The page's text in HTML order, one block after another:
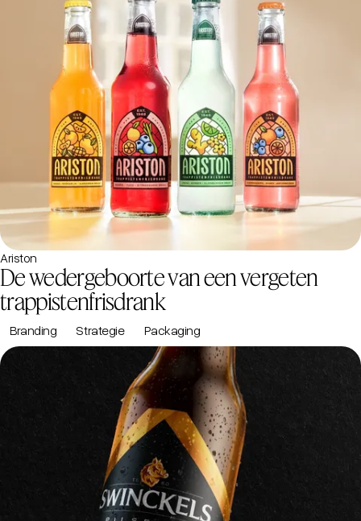
Ariston
De wedergeboorte van een vergeten
trappistenfrisdrank
Branding Strategie Packaging